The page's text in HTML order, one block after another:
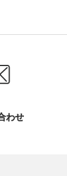
わせ